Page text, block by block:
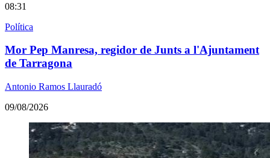
08:31
Política
Mor Pep Manresa, regidor de Junts a l'Ajuntament
de Tarragona
Antonio Ramos Llauradó
09/08/2026